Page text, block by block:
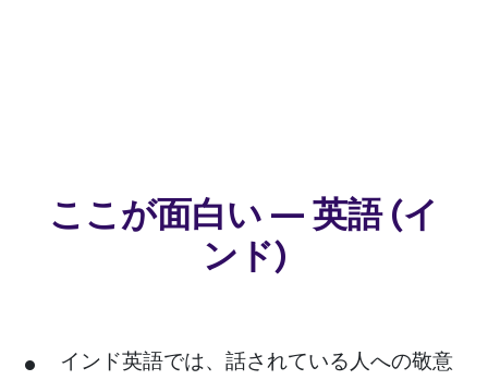
ここが面白い — 英語 (イ
ンド)
インド英語では、話されている人への敬意